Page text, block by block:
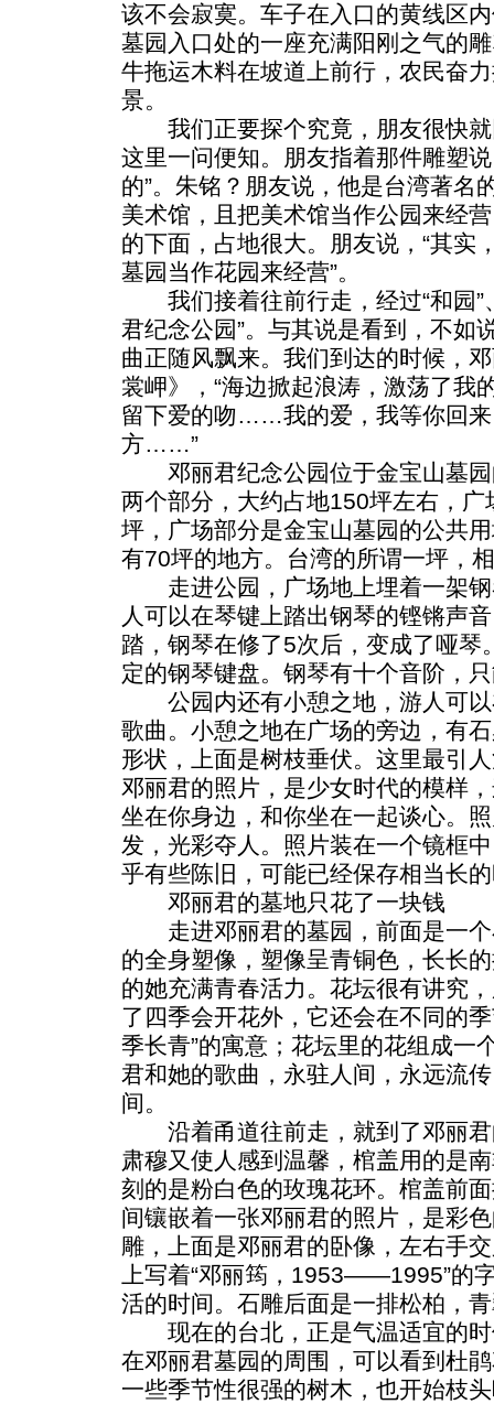
该不会寂寞。车子在入口的黄线区
墓园入口处的一座充满阳刚之气的
牛拖运木料在坡道上前行，农民奋
景。
我们正要探个究竟，朋友很快就
这里一问便知。朋友指着那件雕塑
的”。朱铭？朋友说，他是台湾著名
美术馆，且把美术馆当作公园来经
的下面，占地很大。朋友说，“其实
墓园当作花园来经营”。
我们接着往前行走，经过“和园”
君纪念公园”。与其说是看到，不如
曲正随风飘来。我们到达的时候，
裳岬》，“海边掀起浪涛，激荡了我
留下爱的吻……我的爱，我等你回
方……”
邓丽君纪念公园位于金宝山墓园
两个部分，大约占地150坪左右，
坪，广场部分是金宝山墓园的公共
有70坪的地方。台湾的所谓一坪，
走进公园，广场地上埋着一架钢
人可以在琴键上踏出钢琴的铿锵声
踏，钢琴在修了5次后，变成了哑琴
定的钢琴键盘。钢琴有十个音阶，
公园内还有小憩之地，游人可以
歌曲。小憩之地在广场的旁边，有
形状，上面是树枝垂伏。这里最引
邓丽君的照片，是少女时代的模样
坐在你身边，和你坐在一起谈心。
发，光彩夺人。照片装在一个镜框
乎有些陈旧，可能已经保存相当长
邓丽君的墓地只花了一块钱
走进邓丽君的墓园，前面是一个
的全身塑像，塑像呈青铜色，长长
的她充满青春活力。花坛很有讲究
了四季会开花外，它还会在不同的
季长青”的寓意；花坛里的花组成一
君和她的歌曲，永驻人间，永远流
间。
沿着甬道往前走，就到了邓丽君
肃穆又使人感到温馨，棺盖用的是
刻的是粉白色的玫瑰花环。棺盖前
间镶嵌着一张邓丽君的照片，是彩
雕，上面是邓丽君的卧像，左右手
上写着“邓丽筠，1953——1995”的
活的时间。石雕后面是一排松柏，
现在的台北，正是气温适宜的时
在邓丽君墓园的周围，可以看到杜
一些季节性很强的树木，也开始枝